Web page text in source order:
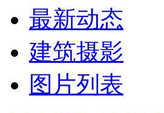
最新动态
建筑摄影
图片列表